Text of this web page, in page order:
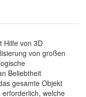
Hilfe von 3D
von großen
Beliebtheit
gesamte Objekt
welche